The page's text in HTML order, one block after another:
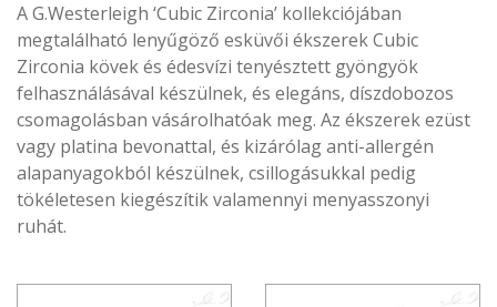
A G.Westerleigh ‘Cubic Zirconia’ kollekciójában
megtalálható lenyűgöző esküvői ékszerek Cubic
Zirconia kövek és édesvízi tenyésztett gyöngyök
felhasználásával készülnek, és elegáns, díszdobozos
csomagolásban vásárolhatóak meg. Az ékszerek ezüst
vagy platina bevonattal, és kizárólag anti-allergén
alapanyagokból készülnek, csillogásukkal pedig
tökéletesen kiegészítik valamennyi menyasszonyi
ruhát.